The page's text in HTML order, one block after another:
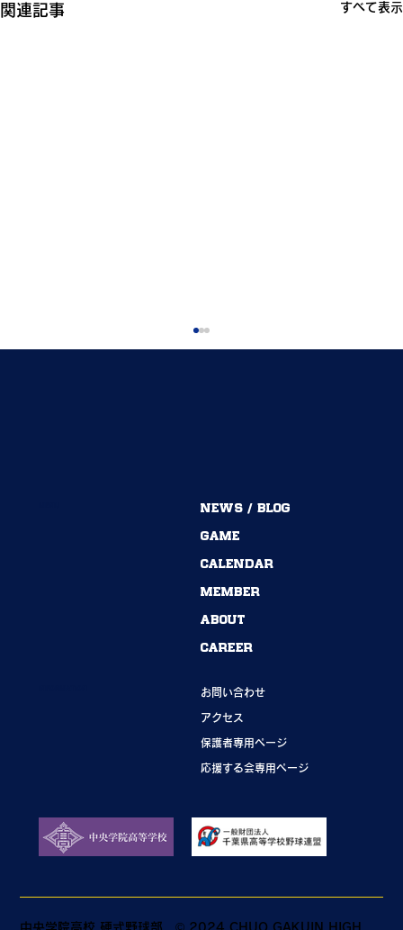
関連記事 すべて表示
54期→55期｜ありがとうございました！
お問い合わせ
アクセス
保護者専用ページ
応援する会専用ページ
NEWS / BLOG
GAME
CALENDAR
MEMBER
ABOUT
CAREER
中央学院高校 硬式野球部 © 2024 CHUO GAKUIN HIGH